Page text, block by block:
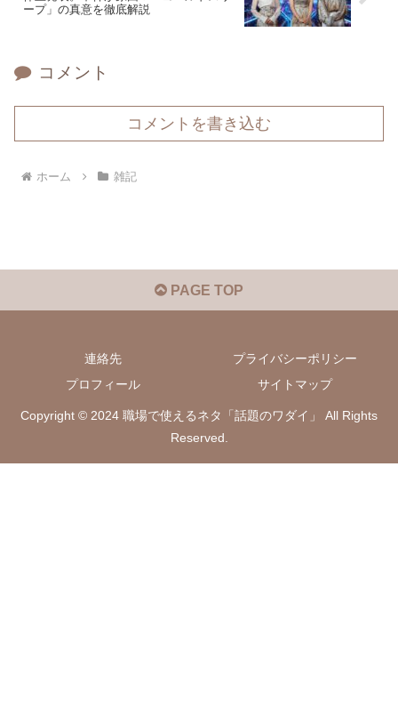
ープ」の真意を徹底解説
コメント
コメントを書き込む
ホーム 雑記
PAGE TOP
連絡先
プライバシーポリシー
プロフィール
サイトマップ
Copyright © 2024 職場で使えるネタ「話題のワダイ」 All Rights
Reserved.